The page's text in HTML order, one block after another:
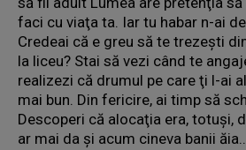
faci cu viaţa ta. Iar tu habar n-ai
Credeai că e greu să te trezeşti
la liceu? Stai să vezi când te
realizezi că drumul pe care ţi l-ai
mai bun. Din fericire, ai timp să
Descoperi că alocaţia era, totuşi,
ar mai da şi acum cineva banii